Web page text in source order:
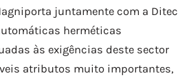
juntamente com a Ditec
herméticas
às exigências deste sector
atributos muito importantes,